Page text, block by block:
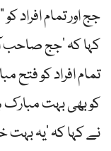
جج اور تمام افراد
کہا کہ ’جج
تمام افراد کو فتح
کو بھی بہت مبارک
نے کہا کہ ’یہ